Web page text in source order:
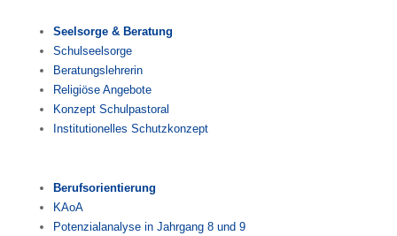
Seelsorge & Beratung
Schulseelsorge
Beratungslehrerin
Religiöse Angebote
Konzept Schulpastoral
Institutionelles Schutzkonzept
Berufsorientierung
KAoA
Potenzialanalyse in Jahrgang 8 und 9